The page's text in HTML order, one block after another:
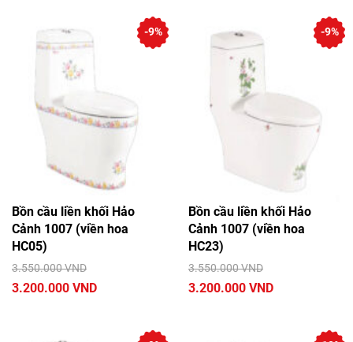
Bồn cầu liền khối Hảo
Cảnh 1007 (viền hoa
HC05)
3.550.000 VND
3.200.000 VND
-9%
Bồn cầu liền khối Hảo
Cảnh 1007 (viền hoa
HC23)
3.550.000 VND
3.200.000 VND
-9%